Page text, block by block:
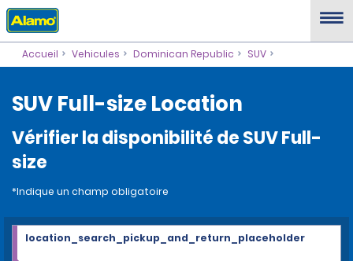
Accueil Vehicules Dominican Republic SUV
SUV Full-size Location
Vérifier la disponibilité de SUV Full-
size
*Indique un champ obligatoire
location_search_pickup_and_return_placeholder